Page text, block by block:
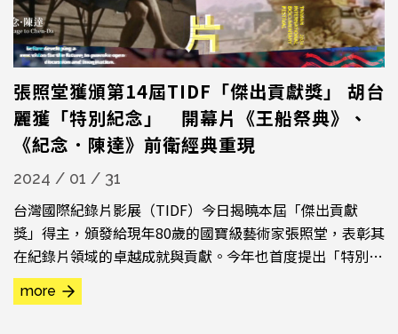
張照堂獲頒第14屆TIDF「傑出貢獻獎」 胡台
麗獲「特別紀念」 開幕片《王船祭典》、
《紀念．陳達》前衛經典重現
2024 / 01 / 31
台灣國際紀錄片影展（TIDF）今日揭曉本屆「傑出貢獻
獎」得主，頒發給現年80歲的國寶級藝術家張照堂，表彰其
在紀錄片領域的卓越成就與貢獻。今年也首度提出「特別紀
念」，向2022年過世的民族誌紀錄片先驅導演胡台麗致
敬。
more